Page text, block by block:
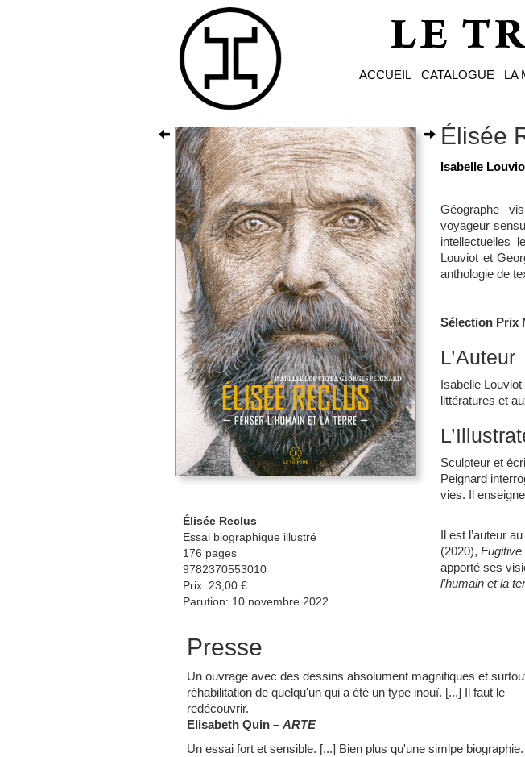
ACCUEIL CATALOGUE LA
Élisée Reclus
Essai biographique illustré
176 pages
9782370553010
Prix: 23,00 €
Parution: 10 novembre 2022
Élisée
Isabelle
Géographe
voyageur
intellectuelles
Louviot et
anthologie de
Sélection Prix
L’Auteur
Isabelle
littératures et
Sculpteur et
Peignard
vies. Il
Il est l’auteur
(2020), Fugitive
apporté ses
l’humain et la
Presse
Un ouvrage avec des dessins absolument magnifiques et
réhabilitation de quelqu'un qui a été un type inouï. [...] Il faut le
redécouvrir.
Elisabeth Quin – ARTE
Un essai fort et sensible. [...] Bien plus qu'une simlpe biographie.